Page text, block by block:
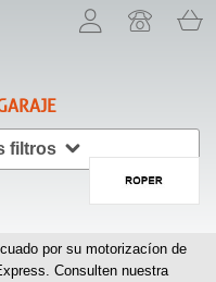
filtros
por su motorizacíon de
Consulten nuestra